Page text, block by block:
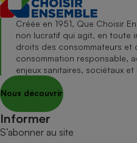
Créée en 1951, Que Choisir
non lucratif qui agit, en toute
droits des consommateurs et
consommation responsable,
enjeux sanitaires, sociétaux et
Nous découvrir
Informer
S’abonner au site